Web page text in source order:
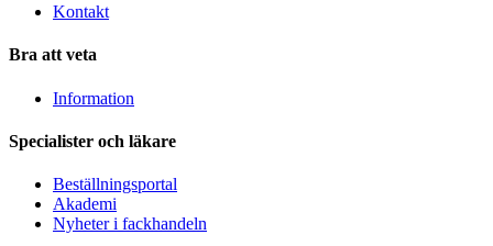
Kontakt
Bra att veta
Information
Specialister och läkare
Beställningsportal
Akademi
Nyheter i fackhandeln